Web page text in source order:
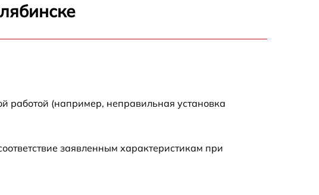
работой (например, неправильная установка
заявленным характеристикам при